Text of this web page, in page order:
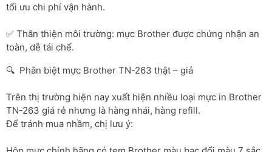
tối ưu chi phí vận hành.
✅ Thân thiện môi trường: mực Brother được chứng nhận an
toàn, dễ tái chế.
🔍 Phân biệt mực Brother TN-263 thật – giả
Trên thị trường hiện nay xuất hiện nhiều loại mực in Brother
TN-263 giá rẻ nhưng là hàng nhái, hàng refill.
Để tránh mua nhầm, chị lưu ý: